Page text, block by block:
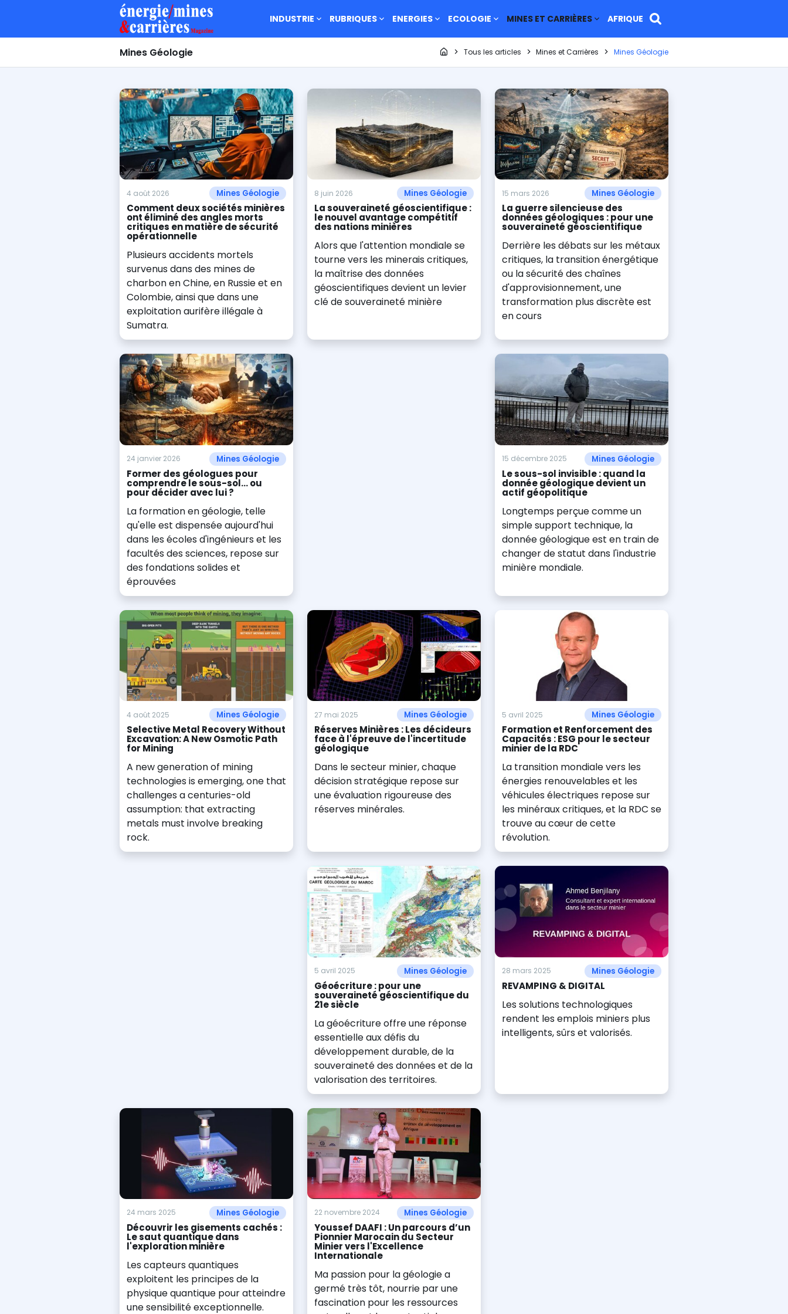
INDUSTRIE RUBRIQUES ENERGIES ECOLOGIE MINES ET CARRIÈRES AFRIQUE
Mines Géologie Page d'accueil
Tous les articles Mines et Carrières Mines Géologie
4 août 2026 Mines Géologie
Comment deux sociétés minières
ont éliminé des angles morts
critiques en matière de sécurité
opérationnelle
Plusieurs accidents mortels
survenus dans des mines de
charbon en Chine, en Russie et en
Colombie, ainsi que dans une
exploitation aurifère illégale à
Sumatra.
8 juin 2026 Mines Géologie
La souveraineté géoscientifique :
le nouvel avantage compétitif
des nations minières
Alors que l'attention mondiale se
tourne vers les minerais critiques,
la maîtrise des données
géoscientifiques devient un levier
clé de souveraineté minière
15 mars 2026 Mines Géologie
La guerre silencieuse des
données géologiques : pour une
souveraineté géoscientifique
Derrière les débats sur les métaux
critiques, la transition énergétique
ou la sécurité des chaînes
d'approvisionnement, une
transformation plus discrète est
en cours
24 janvier 2026 Mines Géologie
Former des géologues pour
comprendre le sous-sol… ou
pour décider avec lui ?
La formation en géologie, telle
qu'elle est dispensée aujourd'hui
dans les écoles d'ingénieurs et les
facultés des sciences, repose sur
des fondations solides et
éprouvées
15 décembre 2025 Mines Géologie
Le sous-sol invisible : quand la
donnée géologique devient un
actif géopolitique
Longtemps perçue comme un
simple support technique, la
donnée géologique est en train de
changer de statut dans l'industrie
minière mondiale.
4 août 2025 Mines Géologie
Selective Metal Recovery Without
Excavation: A New Osmotic Path
for Mining
A new generation of mining
technologies is emerging, one that
challenges a centuries-old
assumption: that extracting
metals must involve breaking
rock.
27 mai 2025 Mines Géologie
Réserves Minières : Les décideurs
face à l'épreuve de l'incertitude
géologique
Dans le secteur minier, chaque
décision stratégique repose sur
une évaluation rigoureuse des
réserves minérales.
5 avril 2025 Mines Géologie
Formation et Renforcement des
Capacités : ESG pour le secteur
minier de la RDC
La transition mondiale vers les
énergies renouvelables et les
véhicules électriques repose sur
les minéraux critiques, et la RDC se
trouve au cœur de cette
révolution.
5 avril 2025 Mines Géologie
Géoécriture : pour une
souveraineté géoscientifique du
21e siècle
La géoécriture offre une réponse
essentielle aux défis du
développement durable, de la
souveraineté des données et de la
valorisation des territoires.
28 mars 2025 Mines Géologie
REVAMPING & DIGITAL
Les solutions technologiques
rendent les emplois miniers plus
intelligents, sûrs et valorisés.
24 mars 2025 Mines Géologie
Découvrir les gisements cachés :
Le saut quantique dans
l'exploration minière
Les capteurs quantiques
exploitent les principes de la
physique quantique pour atteindre
une sensibilité exceptionnelle.
22 novembre 2024 Mines Géologie
Youssef DAAFI : Un parcours d’un
Pionnier Marocain du Secteur
Minier vers l'Excellence
Internationale
Ma passion pour la géologie a
germé très tôt, nourrie par une
fascination pour les ressources